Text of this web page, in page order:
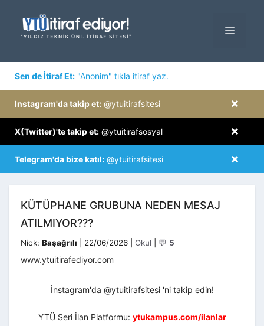
MENÜ
Sen de İtiraf Et: "Anonim" tıkla itiraf yaz.
×
Instagram'da takip et: @ytuitirafsitesi
×
X(Twitter)'te takip et: @ytuitirafsosyal
×
Telegram'da bize katıl: @ytuitirafsitesi
KÜTÜPHANE GRUBUNA NEDEN MESAJ
ATILMIYOR???
Nick: Başağrılı 22/06/2026 Kategoriler
Okul 💬 5
www.ytuitirafediyor.com
İnstagram'da @ytuitirafsitesi 'ni takip edin!
YTÜ Seri İlan Platformu: ytukampus.com/ilanlar